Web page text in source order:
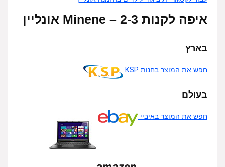
איפה לקנות Minene – 2-3 אונליין
בארץ
חפש את המוצר בחנות KSP
בעולם
חפש את המוצר באיביי